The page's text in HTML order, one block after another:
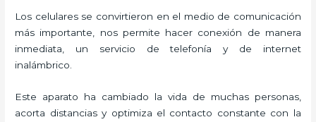
Los celulares se convirtieron en el medio de comunicación
más importante, nos permite hacer conexión de manera
inmediata, un servicio de telefonía y de internet
inalámbrico.
Este aparato ha cambiado la vida de muchas personas,
acorta distancias y optimiza el contacto constante con la